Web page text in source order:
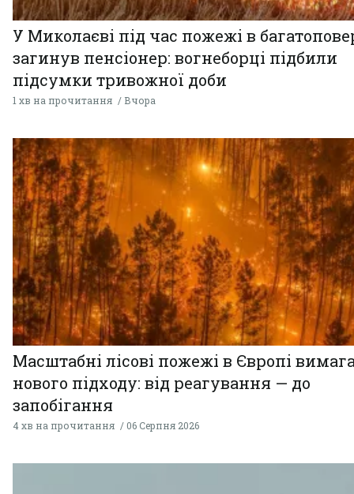
У Миколаєві під час пожежі в
загинув пенсіонер: вогнеборці підбили
підсумки тривожної доби
1 хв на прочитання Вчора
Масштабні лісові пожежі в Європі
нового підходу: від реагування — до
запобігання
4 хв на прочитання 06 Серпня 2026